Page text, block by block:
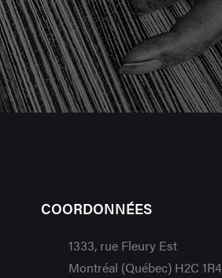
COORDONNÉES
1333, rue Fleury Est
Montréal (Québec) H2C 1R4